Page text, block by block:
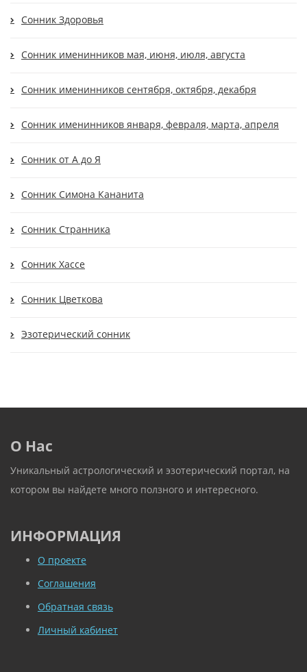
Сонник Здоровья
Сонник именинников мая, июня, июля, августа
Сонник именинников сентября, октября, декабря
Сонник именинников января, февраля, марта, апреля
Сонник от А до Я
Сонник Симона Кананита
Сонник Странника
Сонник Хассе
Сонник Цветкова
Эзотерический сонник
О Нас
Уникальный астрологический и эзотерический портал, на
котором вы найдете много ползного и интересного.
ИНФОРМАЦИЯ
О проекте
Соглашения
Обратная связь
Личный кабинет